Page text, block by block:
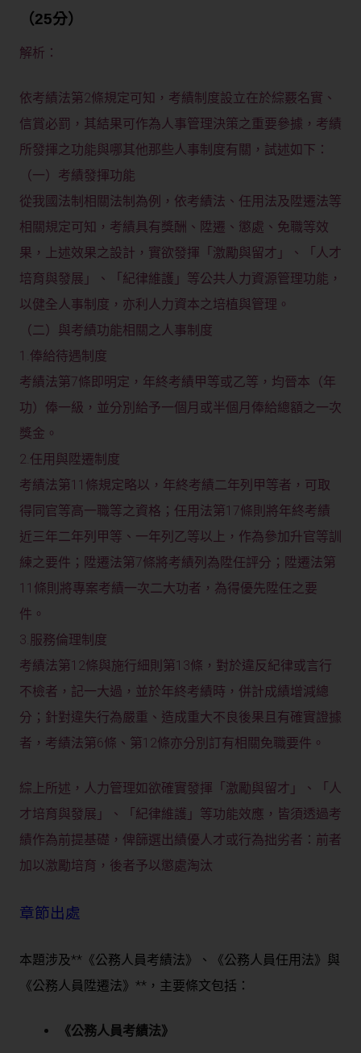
（25分）
解析：
依考績法第2條規定可知，考績制度設立在於綜覈名實、
信賞必罰，其結果可作為人事管理決策之重要參據，考績
所發揮之功能與哪其他那些人事制度有關，試述如下：
（一）考績發揮功能
從我國法制相關法制為例，依考績法、任用法及陞遷法等
相關規定可知，考績具有獎酬、陞遷、懲處、免職等效
果，上述效果之設計，實欲發揮「激勵與留才」、「人才
培育與發展」、「紀律維護」等公共人力資源管理功能，
以健全人事制度，亦利人力資本之培植與管理。
（二）與考績功能相關之人事制度
1.俸給待遇制度
考績法第7條即明定，年終考績甲等或乙等，均晉本（年
功）俸一級，並分別給予一個月或半個月俸給總額之一次
獎金。
2.任用與陞遷制度
考績法第11條規定略以，年終考績二年列甲等者，可取
得同官等高一職等之資格；任用法第17條則將年終考績
近三年二年列甲等、一年列乙等以上，作為參加升官等訓
練之要件；陞遷法第7條將考績列為陞任評分；陞遷法第
11條則將專案考績一次二大功者，為得優先陞任之要
件。
3.服務倫理制度
考績法第12條與施行細則第13條，對於違反紀律或言行
不檢者，記一大過，並於年終考績時，併計成績增減總
分；針對違失行為嚴重、造成重大不良後果且有確實證據
者，考績法第6條、第12條亦分別訂有相關免職要件。
綜上所述，人力管理如欲確實發揮「激勵與留才」、「人
才培育與發展」、「紀律維護」等功能效應，皆須透過考
績作為前提基礎，俾篩選出績優人才或行為拙劣者：前者
加以激勵培育，後者予以懲處淘汰
章節出處
本題涉及**《公務人員考績法》 、 《公務人員任用法》 與
《公務人員陞遷法》**，主要條文包括：
《公務人員考績法》